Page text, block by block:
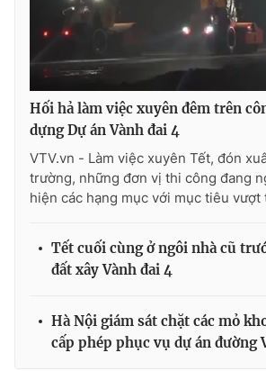
Hối hả làm việc xuyên đêm trên
dựng Dự án Vành đai 4
VTV.vn - Làm việc xuyên Tết, đón
trường, những đơn vị thi công đang
hiện các hạng mục với mục tiêu vượt
Tết cuối cùng ở ngôi nhà cũ
đất xây Vành đai 4
Hà Nội giám sát chặt các mỏ
cấp phép phục vụ dự án đường